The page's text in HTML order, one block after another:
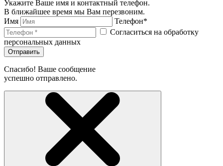
Укажите Ваше имя и контактный телефон.
В ближайшее время мы Вам перезвоним.
Имя
Телефон*
Согласиться на обработку
персональных данных
Отправить
Спасибо! Ваше сообщение
успешно отправлено.